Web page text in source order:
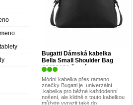
Bugatti Dámská kabelka
Bella Small Shoulder Bag
49480101 černá
Módní kabelka přes rameno
značky Bugatti je univerzální
kabelka pro běžné každodenní
nošení, ale klidně s touto kabelkou
můžete vyrazit také do